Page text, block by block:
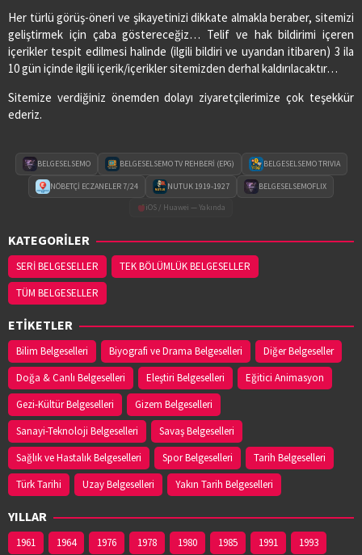
SAĞLIK ECZANESİ
Adres: CUMHURİYET MAH.1.ZİRAAT SOKAK NO:17/B
03626474078
SEDA ECZANESİ
VURAL ECZANESİ
19 MAYIS MAH. HACI ALİ EKİNCİ BULVARI
03622560360
YASEMİN ECZANESİ
CADDESI NO:14/B
03625443111
YENİ HAVZA ECZANESİ
Adres:İCADİYE MAH. KAZIMPAŞA CAD. NO:48/1
03627141953
YİĞİT ECZANESİ
03628132140
Her türlü görüş-öneri ve şikayetinizi dikkate almakla beraber, sitemizi
geliştirmek için çaba göstereceğiz… Telif ve hak bildirimi içeren
içerikler tespit edilmesi halinde (ilgili bildiri ve uyarıdan itibaren) 3 ila
10 gün içinde ilgili içerik/içerikler sitemizden derhal kaldırılacaktır…
Sitemize verdiğiniz önemden dolayı ziyaretçilerimize çok teşekkür
ederiz.
BELGESELSEMO BELGESELSEMO TV REHBERİ (EPG) BELGESELSEMO TRIVIA
NÖBETÇİ ECZANELER 7/24 NUTUK 1919-1927
BELGESELSEMOFLIX
iOS / Huawei — Yakında
KATEGORİLER
SERİ BELGESELLER
TEK BÖLÜMLÜK BELGESELLER
TÜM BELGESELLER
ETİKETLER
Bilim Belgeselleri Biyografi ve Drama Belgeselleri
Diğer Belgeseller
Doğa & Canlı Belgeselleri
Eleştiri Belgeselleri
Eğitici Animasyon
Gezi-Kültür Belgeselleri
Gizem Belgeselleri
Sanayi-Teknoloji Belgeselleri
Savaş Belgeselleri
Sağlık ve Hastalık Belgeselleri
Spor Belgeselleri
Tarih Belgeselleri
Türk Tarihi
Uzay Belgeselleri Yakın Tarih Belgeselleri
YILLAR
1961 1964 1976 1978 1980 1985 1991 1993